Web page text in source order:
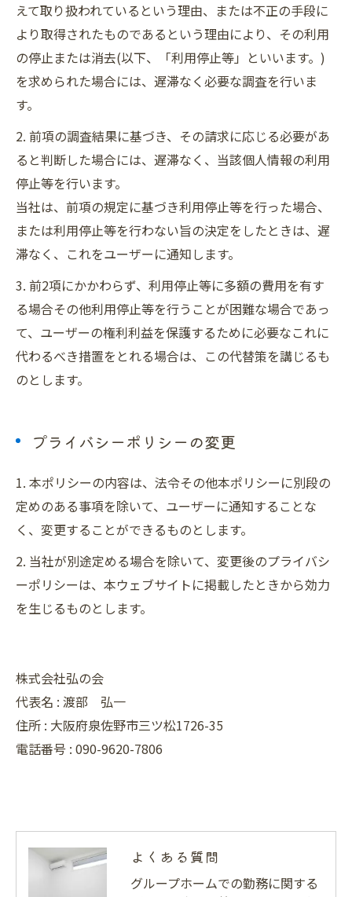
えて取り扱われているという理由、または不正の手段に
より取得されたものであるという理由により、その利用
の停止または消去(以下、「利用停止等」といいます。)
を求められた場合には、遅滞なく必要な調査を行いま
す。
2. 前項の調査結果に基づき、その請求に応じる必要があ
ると判断した場合には、遅滞なく、当該個人情報の利用
停止等を行います。
当社は、前項の規定に基づき利用停止等を行った場合、
または利用停止等を行わない旨の決定をしたときは、遅
滞なく、これをユーザーに通知します。
3. 前2項にかかわらず、利用停止等に多額の費用を有す
る場合その他利用停止等を行うことが困難な場合であっ
て、ユーザーの権利利益を保護するために必要なこれに
代わるべき措置をとれる場合は、この代替策を講じるも
のとします。
プライバシーポリシーの変更
1. 本ポリシーの内容は、法令その他本ポリシーに別段の
定めのある事項を除いて、ユーザーに通知することな
く、変更することができるものとします。
2. 当社が別途定める場合を除いて、変更後のプライバシ
ーポリシーは、本ウェブサイトに掲載したときから効力
を生じるものとします。
株式会社弘の会
代表名 : 渡部 弘一
住所 : 大阪府泉佐野市三ツ松1726-35
電話番号 : 090-9620-7806
よくある質問
グループホームでの勤務に関する